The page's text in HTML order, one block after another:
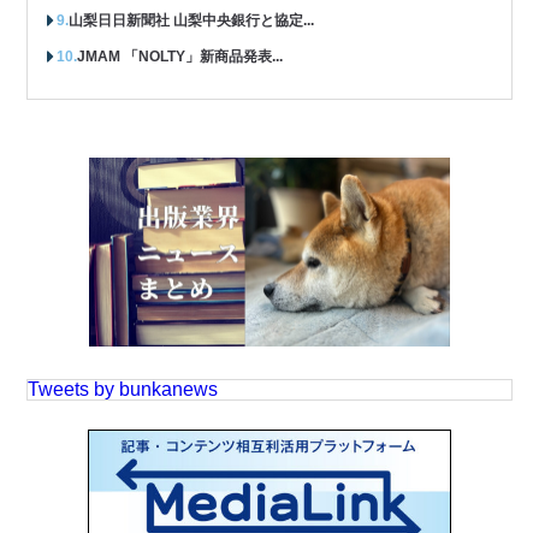
山梨日日新聞社 山梨中央銀行と協定...
JMAM 「NOLTY」新商品発表...
Tweets by bunkanews